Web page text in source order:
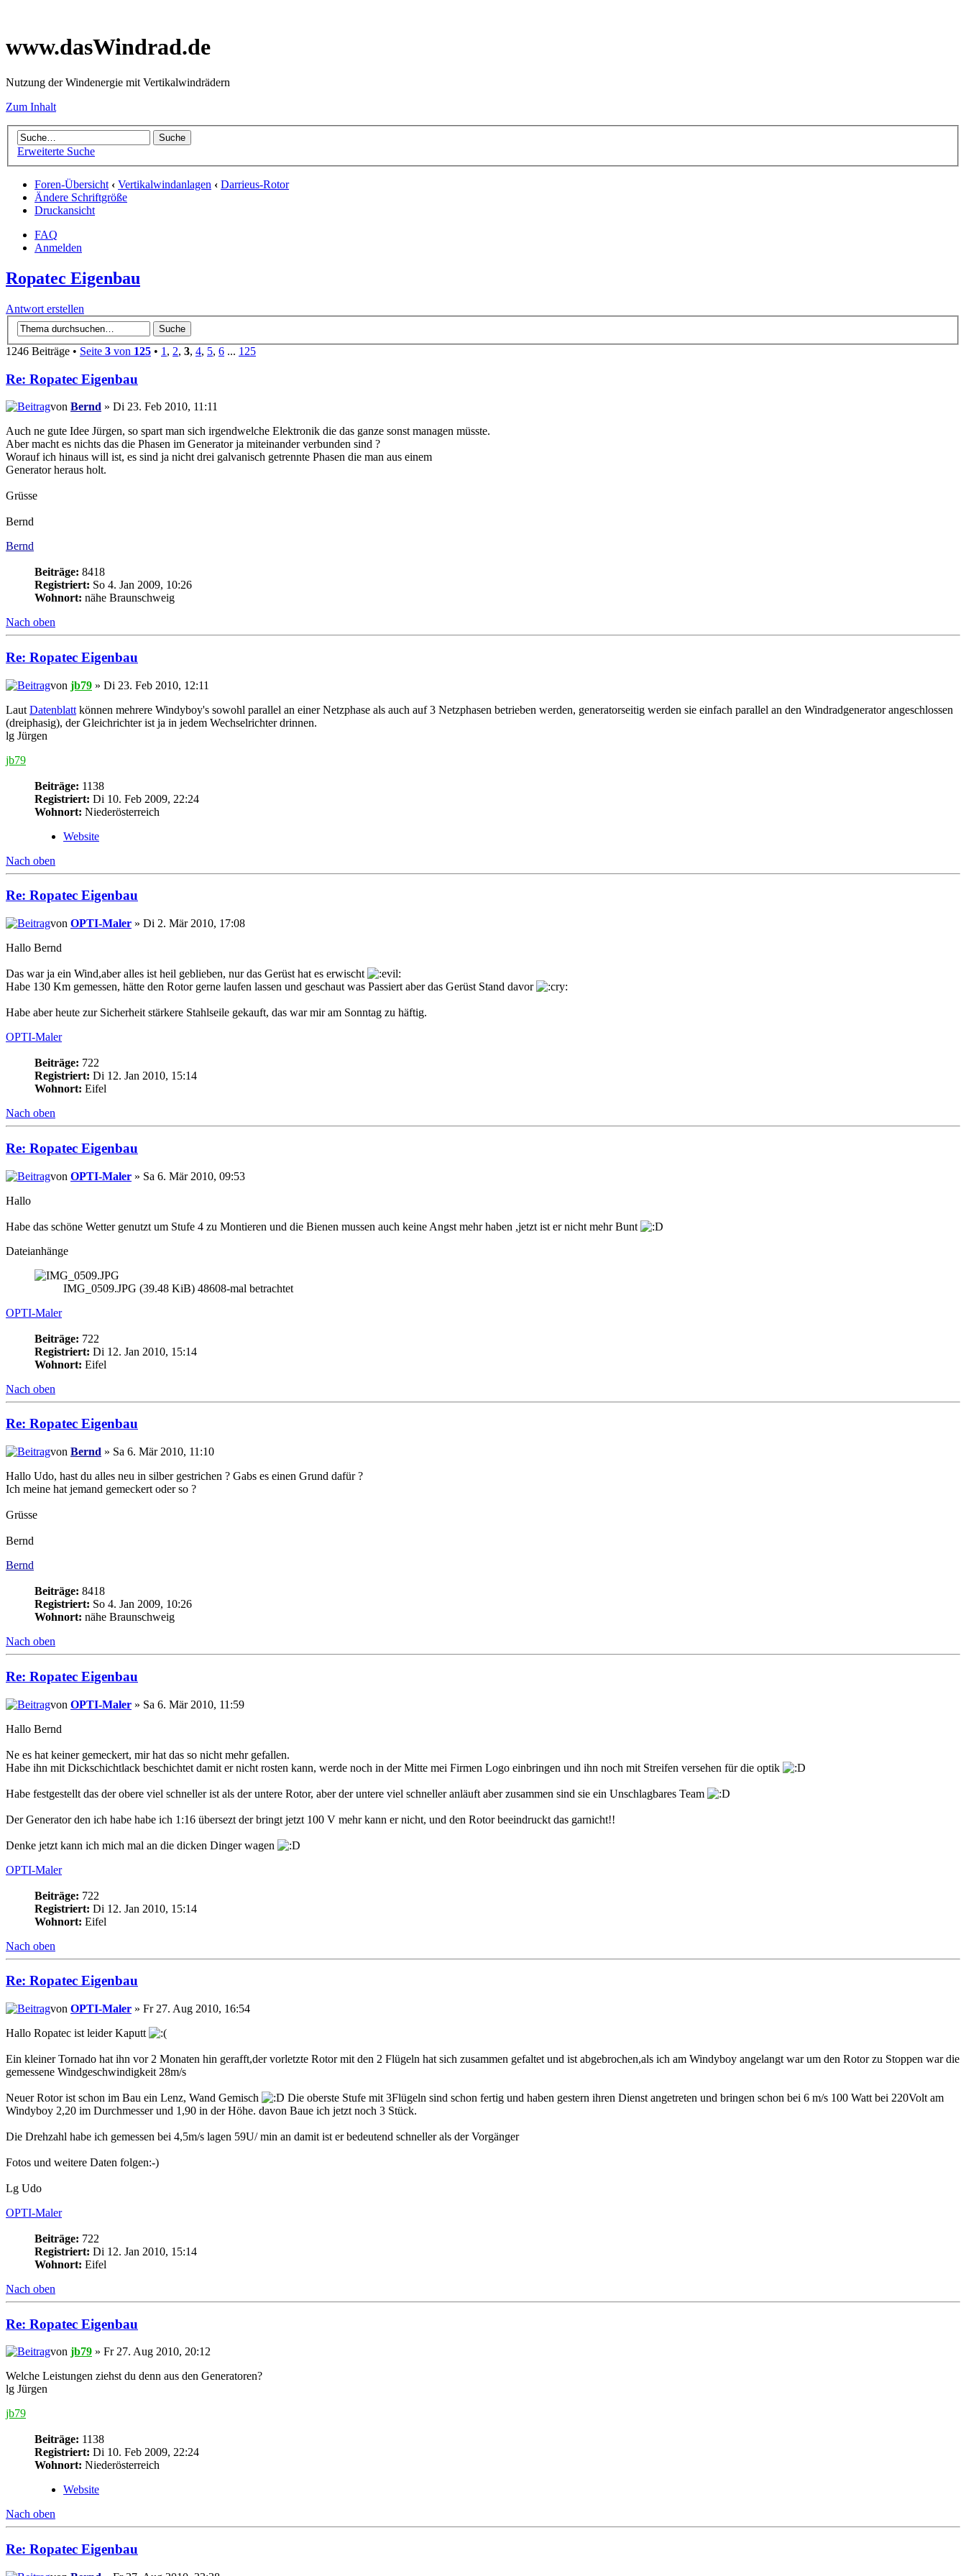
www.dasWindrad.de
Nutzung der Windenergie mit Vertikalwindrädern
Zum Inhalt
Erweiterte Suche
Foren-Übersicht ‹ Vertikalwindanlagen ‹ Darrieus-Rotor
Ändere Schriftgröße
Druckansicht
FAQ
Anmelden
Ropatec Eigenbau
Antwort erstellen
1246 Beiträge • Seite 3 von 125 • 1 , 2, 3, 4, 5, 6 ... 125
Re: Ropatec Eigenbau
von Bernd » Di 23. Feb 2010, 11:11
Auch ne gute Idee Jürgen, so spart man sich irgendwelche Elektronik die das ganze sonst managen müsste.
Aber macht es nichts das die Phasen im Generator ja miteinander verbunden sind ?
Worauf ich hinaus will ist, es sind ja nicht drei galvanisch getrennte Phasen die man aus einem
Generator heraus holt.
Grüsse
Bernd
Bernd
Beiträge: 8418
Registriert: So 4. Jan 2009, 10:26
Wohnort: nähe Braunschweig
Nach oben
Re: Ropatec Eigenbau
von jb79 » Di 23. Feb 2010, 12:11
Laut Datenblatt können mehrere Windyboy's sowohl parallel an einer Netzphase als auch auf 3 Netzphasen betrieben werden, generatorseitig werden sie einfach parallel an den Windradgenerator angeschlossen
(dreiphasig), der Gleichrichter ist ja in jedem Wechselrichter drinnen.
lg Jürgen
jb79
Beiträge: 1138
Registriert: Di 10. Feb 2009, 22:24
Wohnort: Niederösterreich
Website
Nach oben
Re: Ropatec Eigenbau
von OPTI-Maler » Di 2. Mär 2010, 17:08
Hallo Bernd
Das war ja ein Wind,aber alles ist heil geblieben, nur das Gerüst hat es erwischt
Habe 130 Km gemessen, hätte den Rotor gerne laufen lassen und geschaut was Passiert aber das Gerüst Stand davor
Habe aber heute zur Sicherheit stärkere Stahlseile gekauft, das war mir am Sonntag zu häftig.
OPTI-Maler
Beiträge: 722
Registriert: Di 12. Jan 2010, 15:14
Wohnort: Eifel
Nach oben
Re: Ropatec Eigenbau
von OPTI-Maler » Sa 6. Mär 2010, 09:53
Hallo
Habe das schöne Wetter genutzt um Stufe 4 zu Montieren und die Bienen mussen auch keine Angst mehr haben ,jetzt ist er nicht mehr Bunt
Dateianhänge
IMG_0509.JPG (39.48 KiB) 48608-mal betrachtet
OPTI-Maler
Beiträge: 722
Registriert: Di 12. Jan 2010, 15:14
Wohnort: Eifel
Nach oben
Re: Ropatec Eigenbau
von Bernd » Sa 6. Mär 2010, 11:10
Hallo Udo, hast du alles neu in silber gestrichen ? Gabs es einen Grund dafür ?
Ich meine hat jemand gemeckert oder so ?
Grüsse
Bernd
Bernd
Beiträge: 8418
Registriert: So 4. Jan 2009, 10:26
Wohnort: nähe Braunschweig
Nach oben
Re: Ropatec Eigenbau
von OPTI-Maler » Sa 6. Mär 2010, 11:59
Hallo Bernd
Ne es hat keiner gemeckert, mir hat das so nicht mehr gefallen.
Habe ihn mit Dickschichtlack beschichtet damit er nicht rosten kann, werde noch in der Mitte mei Firmen Logo einbringen und ihn noch mit Streifen versehen für die optik
Habe festgestellt das der obere viel schneller ist als der untere Rotor, aber der untere viel schneller anläuft aber zusammen sind sie ein Unschlagbares Team
Der Generator den ich habe habe ich 1:16 übersezt der bringt jetzt 100 V mehr kann er nicht, und den Rotor beeindruckt das garnicht!!
Denke jetzt kann ich mich mal an die dicken Dinger wagen
OPTI-Maler
Beiträge: 722
Registriert: Di 12. Jan 2010, 15:14
Wohnort: Eifel
Nach oben
Re: Ropatec Eigenbau
von OPTI-Maler » Fr 27. Aug 2010, 16:54
Hallo Ropatec ist leider Kaputt
Ein kleiner Tornado hat ihn vor 2 Monaten hin gerafft,der vorletzte Rotor mit den 2 Flügeln hat sich zusammen gefaltet und ist abgebrochen,als ich am Windyboy angelangt war um den Rotor zu Stoppen war die
gemessene Windgeschwindigkeit 28m/s
Neuer Rotor ist schon im Bau ein Lenz, Wand Gemisch
Die oberste Stufe mit 3Flügeln sind schon fertig und haben gestern ihren Dienst angetreten und bringen schon bei 6 m/s 100 Watt bei 220Volt am
Windyboy 2,20 im Durchmesser und 1,90 in der Höhe. davon Baue ich jetzt noch 3 Stück.
Die Drehzahl habe ich gemessen bei 4,5m/s lagen 59U/ min an damit ist er bedeutend schneller als der Vorgänger
Fotos und weitere Daten folgen:-)
Lg Udo
OPTI-Maler
Beiträge: 722
Registriert: Di 12. Jan 2010, 15:14
Wohnort: Eifel
Nach oben
Re: Ropatec Eigenbau
von jb79 » Fr 27. Aug 2010, 20:12
Welche Leistungen ziehst du denn aus den Generatoren?
lg Jürgen
jb79
Beiträge: 1138
Registriert: Di 10. Feb 2009, 22:24
Wohnort: Niederösterreich
Website
Nach oben
Re: Ropatec Eigenbau